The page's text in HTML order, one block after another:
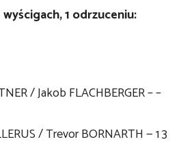
1 odrzuceniu:
/ Jakob FLACHBERGER – –
/ Trevor BORNARTH — 1 3